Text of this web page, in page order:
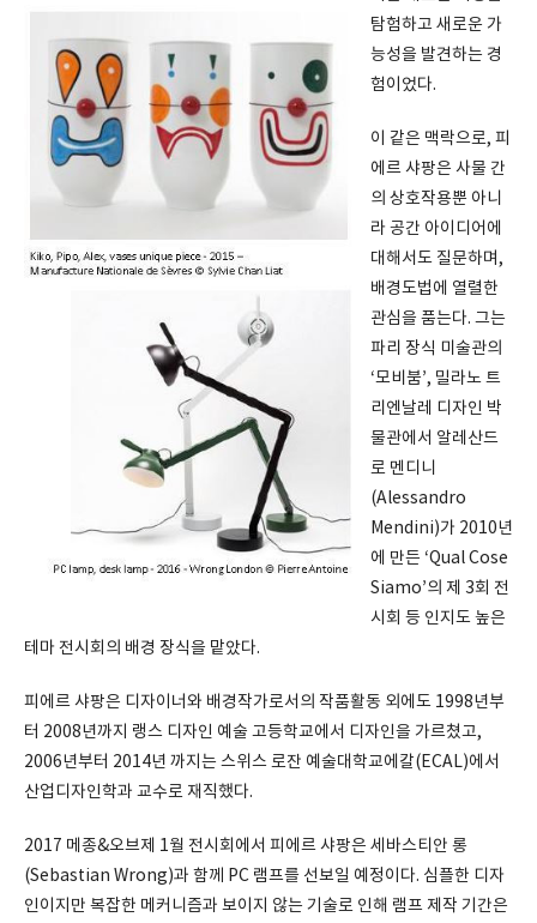
탐험하고 새로운 가
능성을 발견하는 경
험이었다.
이 같은 맥락으로, 피
에르 샤팡은 사물 간
의 상호작용뿐 아니
라 공간 아이디어에
대해서도 질문하며,
배경도법에 열렬한
관심을 품는다. 그는
파리 장식 미술관의
‘모비붐’, 밀라노 트
리엔날레 디자인 박
물관에서 알레산드
로 멘디니
(Alessandro
Mendini)가 2010년
에 만든 ‘Qual Cose
Siamo’의 제 3회 전
시회 등 인지도 높은
테마 전시회의 배경 장식을 맡았다.
피에르 샤팡은 디자이너와 배경작가로서의 작품활동 외에도 1998년부
터 2008년까지 랭스 디자인 예술 고등학교에서 디자인을 가르쳤고,
2006년부터 2014년 까지는 스위스 로잔 예술대학교에칼(ECAL)에서
산업디자인학과 교수로 재직했다.
2017 메종&오브제 1월 전시회에서 피에르 샤팡은 세바스티안 롱
(Sebastian Wrong)과 함께 PC 램프를 선보일 예정이다. 심플한 디자
인이지만 복잡한 메커니즘과 보이지 않는 기술로 인해 램프 제작 기간은